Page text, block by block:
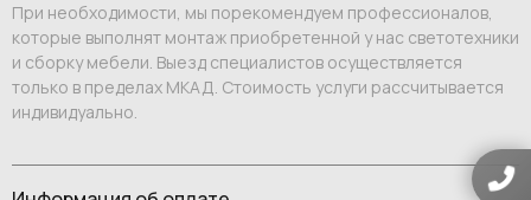
При необходимости, мы порекомендуем профессионалов,
которые выполнят монтаж приобретенной у нас светотехники
и сборку мебели. Выезд специалистов осуществляется
только в пределах МКАД. Стоимость услуги рассчитывается
индивидуально.